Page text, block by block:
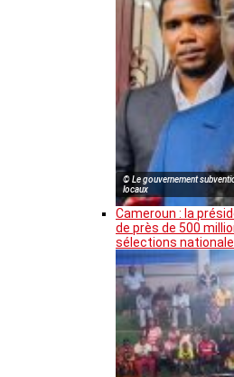
© Le gouvernement
locaux
Cameroun : la
de près de 500
sélections